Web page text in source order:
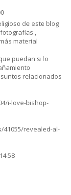
de este blog
,
material
puedan si lo
relacionados
i-love-bishop-
revealed-al-